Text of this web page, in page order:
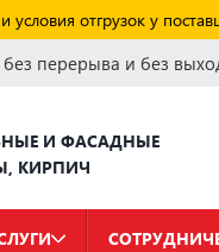
отгрузок у
перерыва и без
И ФАСАДНЫЕ
КИРПИЧ